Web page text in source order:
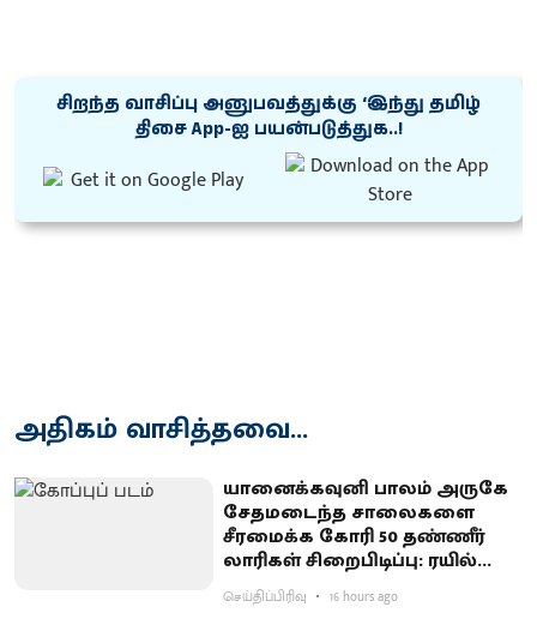
சிறந்த வாசிப்பு அனுபவத்துக்கு ‘இந்து தமிழ்
திசை App-ஐ பயன்படுத்துக..!
அதிகம் வாசித்தவை...
யானைக்கவுனி பாலம் அருகே
சேதமடைந்த சாலைகளை
சீரமைக்க கோரி 50 தண்ணீர்
லாரிகள் சிறைபிடிப்பு: ரயில்வே
குடியிருப்புவாசிகள் போராட்டம்
செய்திப்பிரிவு 16 hours ago